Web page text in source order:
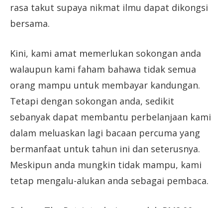
rasa takut supaya nikmat ilmu dapat dikongsi
bersama.
Kini, kami amat memerlukan sokongan anda
walaupun kami faham bahawa tidak semua
orang mampu untuk membayar kandungan.
Tetapi dengan sokongan anda, sedikit
sebanyak dapat membantu perbelanjaan kami
dalam meluaskan lagi bacaan percuma yang
bermanfaat untuk tahun ini dan seterusnya.
Meskipun anda mungkin tidak mampu, kami
tetap mengalu-alukan anda sebagai pembaca.